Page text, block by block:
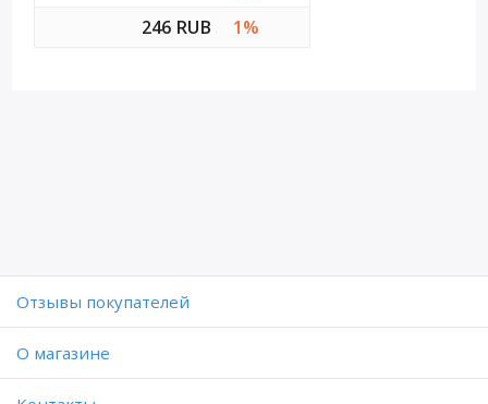
246 RUB
1%
Отзывы покупателей
O магазине